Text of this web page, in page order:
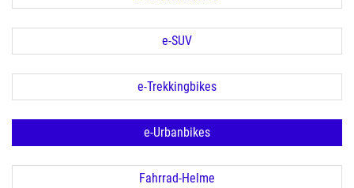
e-SUV
e-Trekkingbikes
e-Urbanbikes
Fahrrad-Helme